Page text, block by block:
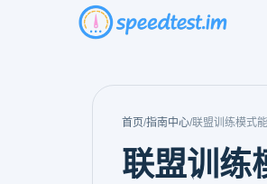
首页/指南中心/联盟训练模式
联盟训练